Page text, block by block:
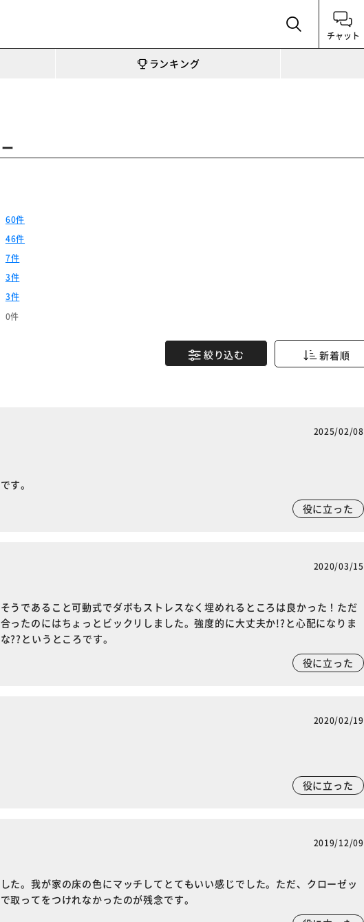
チャット
ランキング
60件
46件
7件
3件
3件
0件
絞り込む 新着順
2025/02/08
す。
役に立った
2020/03/15
うであること可動式でダボもストレスなく埋めれるところは良かった！ただ
ったのにはちょっとビックリしました。強度的に大丈夫か!?と心配になりま
??というところです。
役に立った
2020/02/19
役に立った
2019/12/09
た。我が家の床の色にマッチしてとてもいい感じでした。ただ、クローゼッ
取ってをつけれなかったのが残念です。